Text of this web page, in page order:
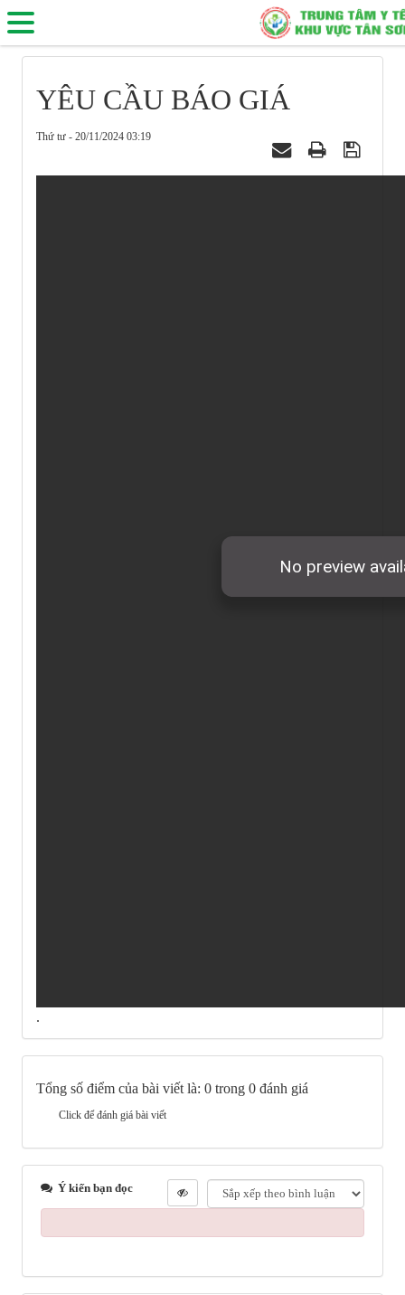
YÊU CẦU BÁO GIÁ
Thứ tư - 20/11/2024 03:19
.
Tổng số điểm của bài viết là: 0 trong 0 đánh giá
Click để đánh giá bài viết
Ý kiến bạn đọc